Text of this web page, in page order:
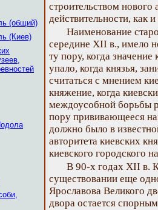
(общий)
(Киев)
строительством нового
действительности, как
Наименование
середине XII в., имело
ту пору, когда
упало, когда князья,
считаться с мнением
княжение, когда
междоусобной борьбы
пору прививающееся
должно было в
авторитета киевских
киевского городского
В 90-х годах XII в.
существовании еще
Ярославова Великого
двора остается